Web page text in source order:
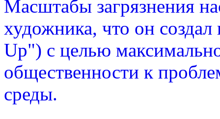
Масштабы загрязнения
художника, что он
Up") с целью
общественности к
среды.